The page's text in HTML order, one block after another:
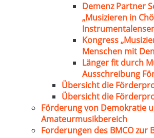
Demenz Partner
„Musizieren in
Kongress
Menschen mit
Länger fit durch
Ausschreibung
Übersicht die
Übersicht die
Förderung von Demokratie
Amateurmusikbereich
Forderungen des BMCO zur